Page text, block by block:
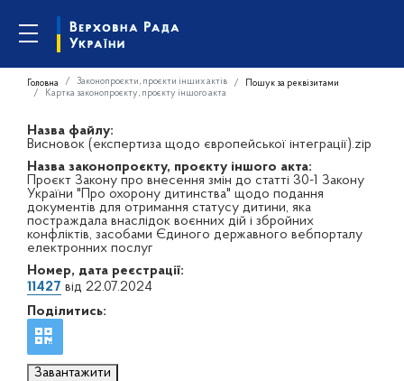
Головна Законопроєкти, проєкти інших актів
Пошук за реквізитами
Картка законопроєкту, проєкту іншого акта
Назва файлу:
Висновок (експертиза щодо європейської інтеграції).zip
Назва законопроєкту, проєкту іншого акта:
Проєкт Закону про внесення змін до статті 30-1 Закону
України "Про охорону дитинства" щодо подання
документів для отримання статусу дитини, яка
постраждала внаслідок воєнних дій і збройних
конфліктів, засобами Єдиного державного вебпорталу
електронних послуг
Номер, дата реєстрації:
11427 від 22.07.2024
Поділитись:
Завантажити